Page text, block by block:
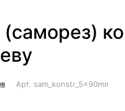
Арт. sam_konstr_5x90mm